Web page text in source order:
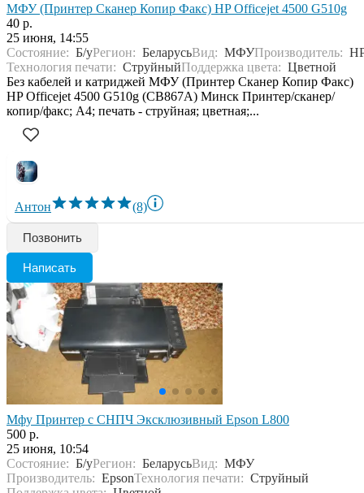
МФУ (Принтер Сканер Копир Факс) HP Officejet 4500 G510g
40 р.
25 июня, 14:55
Состояние: Б/уРегион: БеларусьВид: МФУПроизводитель:
Технология печати: СтруйныйПоддержка цвета: Цветной
Без кабелей и катриджей МФУ (Принтер Сканер Копир Факс)
HP Officejet 4500 G510g (CB867A) Минск Принтер/сканер/
копир/факс; A4; печать - струйная; цветная;...
Антон (8)
Позвонить
Написать
Мфу Принтер с СНПЧ Эксклюзивный Epson L800
500 р.
25 июня, 10:54
Состояние: Б/уРегион: БеларусьВид: МФУ
Производитель: EpsonТехнология печати: Струйный